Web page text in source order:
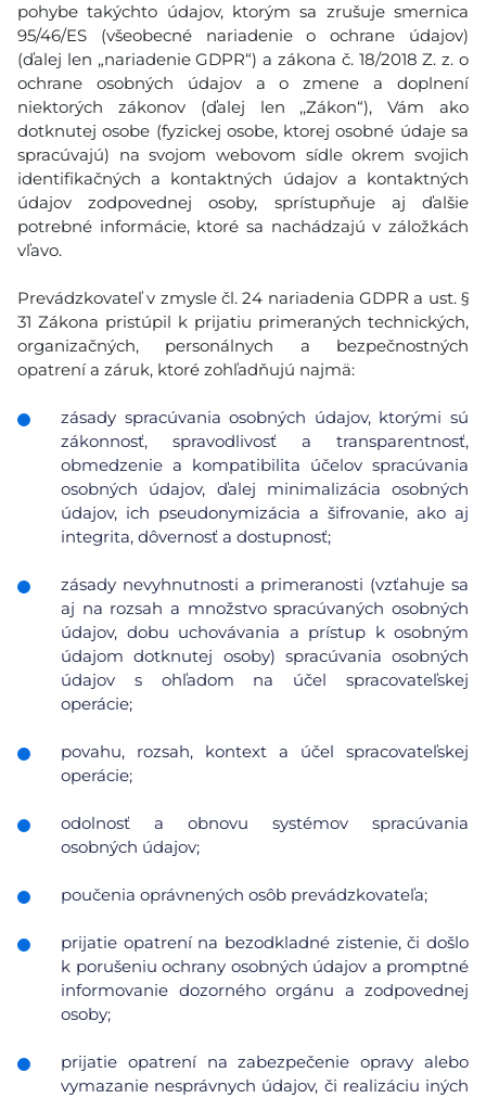
pohybe takýchto údajov, ktorým sa zrušuje smernica
95/46/ES (všeobecné nariadenie o ochrane údajov)
(ďalej len „nariadenie GDPR“) a zákona č. 18/2018 Z. z. o
ochrane osobných údajov a o zmene a doplnení
niektorých zákonov (ďalej len ,,Zákon“), Vám ako
dotknutej osobe (fyzickej osobe, ktorej osobné údaje sa
spracúvajú) na svojom webovom sídle okrem svojich
identifikačných a kontaktných údajov a kontaktných
údajov zodpovednej osoby, sprístupňuje aj ďalšie
potrebné informácie, ktoré sa nachádzajú v záložkách
vľavo.
Prevádzkovateľ v zmysle čl. 24 nariadenia GDPR a ust. §
31 Zákona pristúpil k prijatiu primeraných technických,
organizačných, personálnych a bezpečnostných
opatrení a záruk, ktoré zohľadňujú najmä:
zásady spracúvania osobných údajov, ktorými sú
zákonnosť, spravodlivosť a transparentnosť,
obmedzenie a kompatibilita účelov spracúvania
osobných údajov, ďalej minimalizácia osobných
údajov, ich pseudonymizácia a šifrovanie, ako aj
integrita, dôvernosť a dostupnosť;
zásady nevyhnutnosti a primeranosti (vzťahuje sa
aj na rozsah a množstvo spracúvaných osobných
údajov, dobu uchovávania a prístup k osobným
údajom dotknutej osoby) spracúvania osobných
údajov s ohľadom na účel spracovateľskej
operácie;
povahu, rozsah, kontext a účel spracovateľskej
operácie;
odolnosť a obnovu systémov spracúvania
osobných údajov;
poučenia oprávnených osôb prevádzkovateľa;
prijatie opatrení na bezodkladné zistenie, či došlo
k porušeniu ochrany osobných údajov a promptné
informovanie dozorného orgánu a zodpovednej
osoby;
prijatie opatrení na zabezpečenie opravy alebo
vymazanie nesprávnych údajov, či realizáciu iných